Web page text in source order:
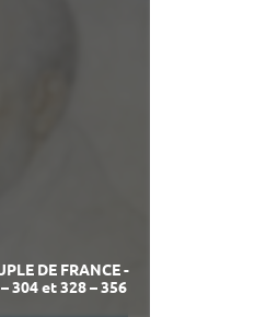
DE FRANCE -
304 et 328 – 356